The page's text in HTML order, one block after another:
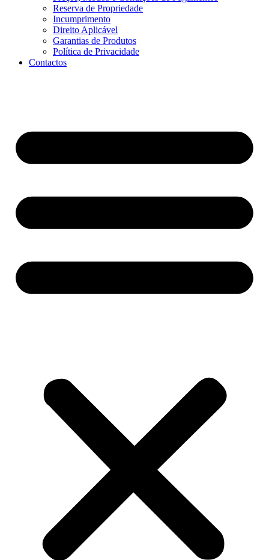
Reserva de Propriedade
Incumprimento
Direito Aplicável
Garantias de Produtos
Política de Privacidade
Contactos